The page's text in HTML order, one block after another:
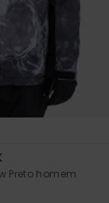
Preto homem